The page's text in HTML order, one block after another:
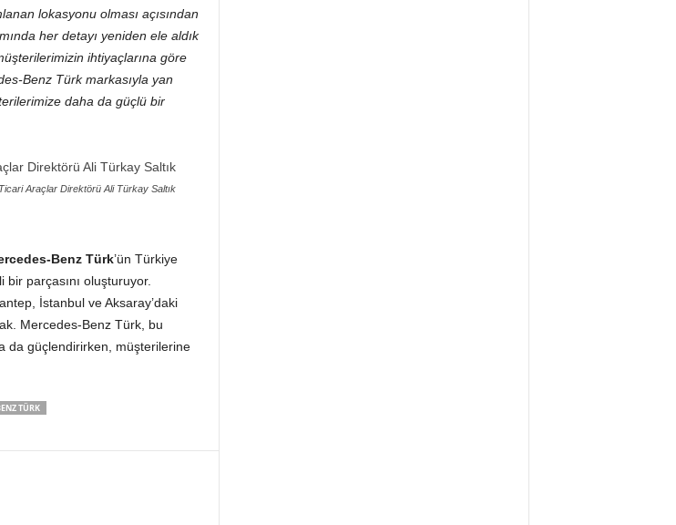
lokasyonu olması açısından
her detayı yeniden ele aldık
ihtiyaçlarına göre
Benz Türk markasıyla yan
daha da güçlü bir
Araçlar Direktörü Ali Türkay Saltık
Benz Türk’ün Türkiye
parçasını oluşturuyor.
İstanbul ve Aksaray’daki
Mercedes-Benz Türk, bu
da güçlendirirken, müşterilerine
TÜRK